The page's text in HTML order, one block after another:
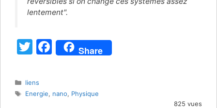
lentement".
T
itt
er
F
a
e
Share
Catégories
liens
Étiquettes
Energie, nano, Physique
825 vues